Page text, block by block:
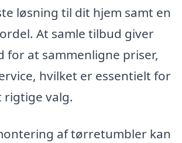
løsning til dit hjem samt en
At samle tilbud giver
for at sammenligne priser,
hvilket er essentielt for
valg.
af tørretumbler kan